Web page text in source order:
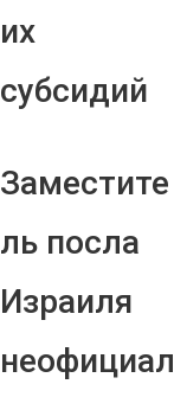
их
субсидий
Заместите
ль посла
Израиля
неофициал